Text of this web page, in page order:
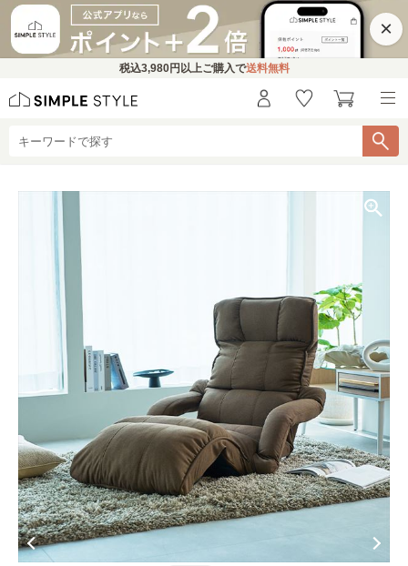
×
税込3,980円 以上ご購入で送料無料